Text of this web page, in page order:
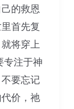
的救恩
首先复
将穿上
专注于神
要忘记
价，祂